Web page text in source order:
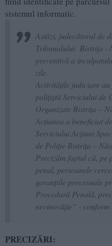
sistemul informatic.
Astăzi, judecătorul de
Tribunalului Bistrița -
preventivă a
zile.
Activitățile judiciare au
polițiștii Serviciului de
Organizate Bistrița –
Acțiunea a beneficiat
Serviciului Acțiuni
de Poliție Bistrița –
Precizăm faptul că,
penal, persoanele
garanțiile procesuale
Procedură Penală,
nevinovăție“ -
PRECIZĂRI: